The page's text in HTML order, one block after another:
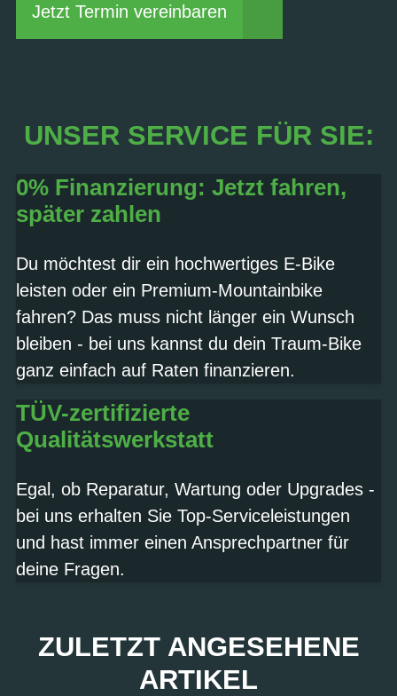
Jetzt Termin vereinbaren
UNSER SERVICE FÜR SIE:
0% Finanzierung: Jetzt fahren,
später zahlen
Du möchtest dir ein hochwertiges E-Bike
leisten oder ein Premium-Mountainbike
fahren? Das muss nicht länger ein Wunsch
bleiben - bei uns kannst du dein Traum-Bike
ganz einfach auf Raten finanzieren.
TÜV-zertifizierte
Qualitätswerkstatt
Egal, ob Reparatur, Wartung oder Upgrades -
bei uns erhalten Sie Top-Serviceleistungen
und hast immer einen Ansprechpartner für
deine Fragen.
ZULETZT ANGESEHENE
ARTIKEL